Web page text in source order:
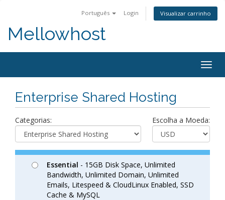
Português Login Visualizar carrinho
Mellowhost
Enterprise Shared Hosting
Categorias: Escolha a Moeda:
Essential - 15GB Disk Space, Unlimited
Bandwidth, Unlimited Domain, Unlimited
Emails, Litespeed & CloudLinux Enabled, SSD
Cache & MySQL